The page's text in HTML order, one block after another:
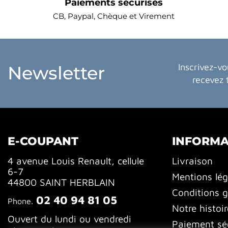
Paiements sécurisés
CB, Paypal, Chèque et Virement
Newsletter
Inscrivez-
recevez
E-COUPANT
4 avenue Louis Renault, cellule
6-7
44800 SAINT HERBLAIN
Phone. 02 40 94 81 05
Ouvert du lundi ou vendredi
Livraison
Mentions
Conditions
Notre
Paiement